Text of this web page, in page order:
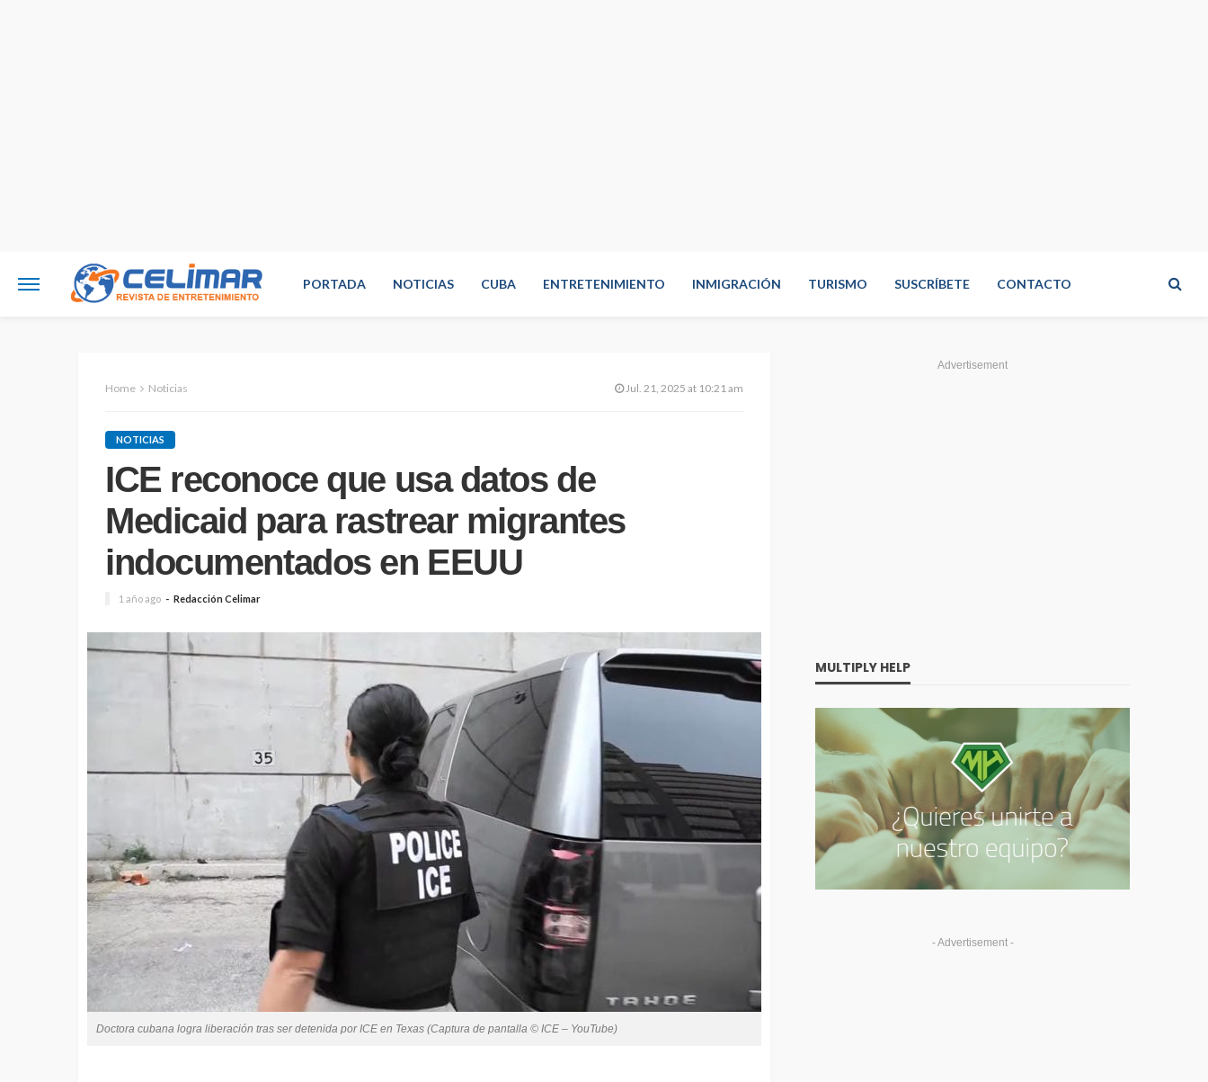
PORTADA NOTICIAS CUBA ENTRETENIMIENTO INMIGRACIÓN TURISMO SUSCRÍBETE CONTACTO
Home Noticias Jul. 21, 2025 at 10:21 am
NOTICIAS
ICE reconoce que usa datos de
Medicaid para rastrear migrantes
indocumentados en EEUU
1 año ago Redacción Celimar
Doctora cubana logra liberación tras ser detenida por ICE en Texas (Captura de pantalla © ICE – YouTube)
Advertisement
MULTIPLY HELP
- Advertisement -